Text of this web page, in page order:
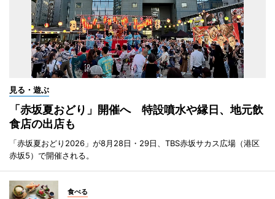
見る・遊ぶ
「赤坂夏おどり」開催へ 特設噴水や縁日、地元飲
食店の出店も
「赤坂夏おどり2026」が8月28日・29日、TBS赤坂サカス広場（港区
赤坂5）で開催される。
食べる